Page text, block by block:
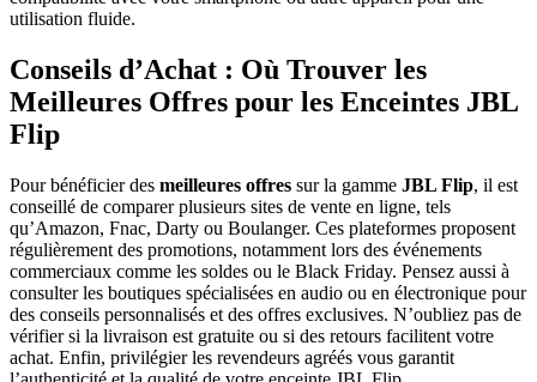
utilisation fluide.
Conseils d’Achat : Où Trouver les
Meilleures Offres pour les Enceintes JBL
Flip
Pour bénéficier des meilleures offres sur la gamme JBL Flip, il est
conseillé de comparer plusieurs sites de vente en ligne, tels
qu’Amazon, Fnac, Darty ou Boulanger. Ces plateformes proposent
régulièrement des promotions, notamment lors des événements
commerciaux comme les soldes ou le Black Friday. Pensez aussi à
consulter les boutiques spécialisées en audio ou en électronique pour
des conseils personnalisés et des offres exclusives. N’oubliez pas de
vérifier si la livraison est gratuite ou si des retours facilitent votre
achat. Enfin, privilégier les revendeurs agréés vous garantit